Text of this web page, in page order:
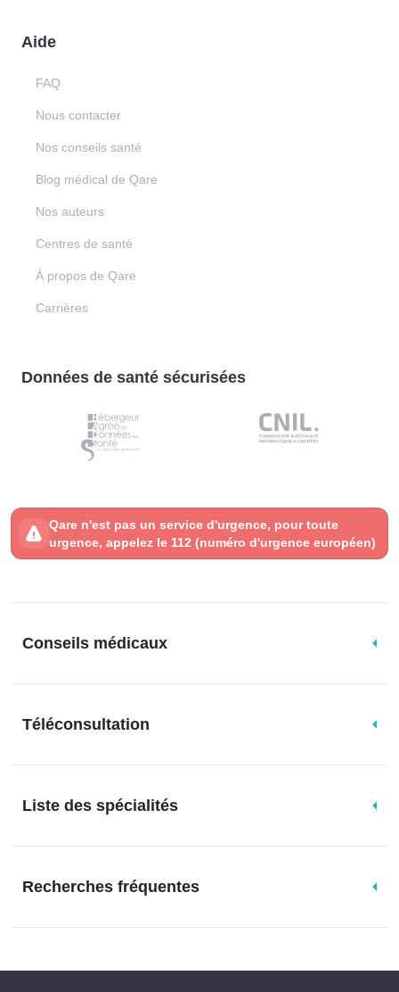
Aide
FAQ
Nous contacter
Nos conseils santé
Blog médical de Qare
Nos auteurs
Centres de santé
À propos de Qare
Carrières
Données de santé sécurisées
Qare n'est pas un service d'urgence, pour toute
urgence, appelez le 112 (numéro d'urgence européen)
Conseils médicaux
Téléconsultation
Liste des spécialités
Recherches fréquentes